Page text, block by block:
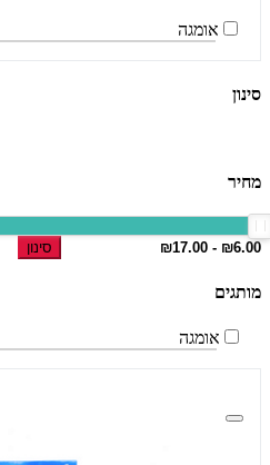
אומגה
סינון
מחיר
סינון
מותגים
אומגה